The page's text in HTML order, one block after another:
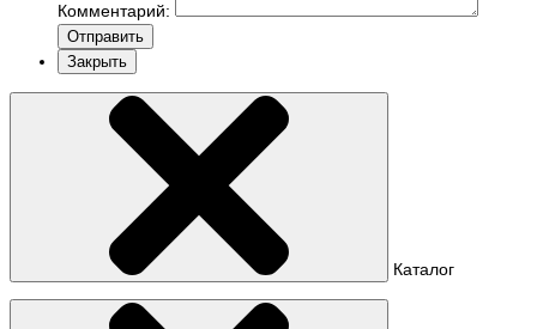
Комментарий:
Отправить
Закрыть
Каталог